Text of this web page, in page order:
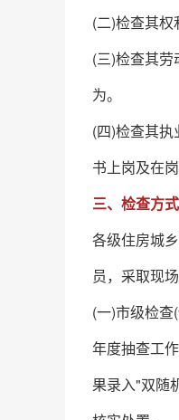
(二)检查其权
(三)检查其
为。
(四)检查其
书上岗及在
三、检查方
各级住房城
员，采取现
(一)市级检
年度抽查工
果录入"双随